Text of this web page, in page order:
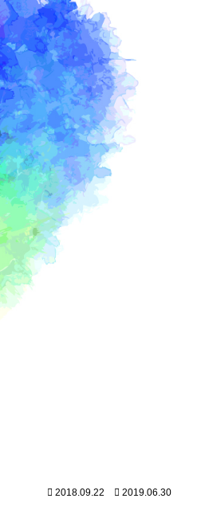
2018.09.22 2019.06.30